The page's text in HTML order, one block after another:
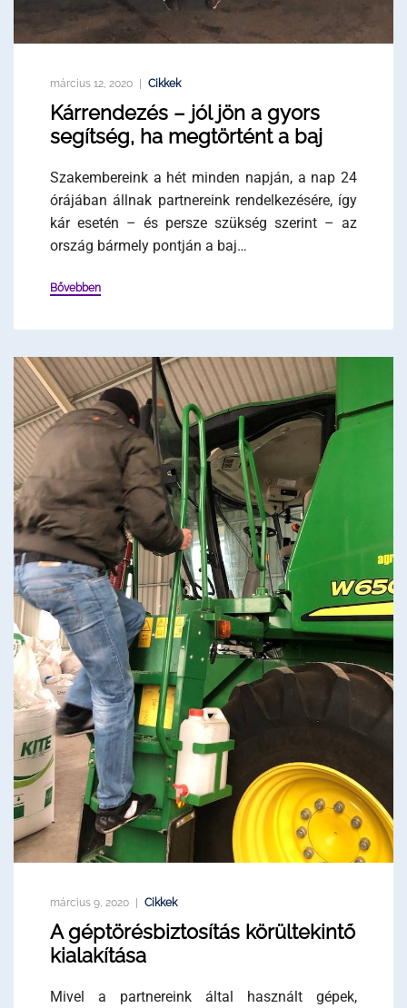
március 12, 2020 Cikkek
Kárrendezés – jól jön a gyors
segítség, ha megtörtént a baj
Szakembereink a hét minden napján, a nap 24
órájában állnak partnereink rendelkezésére, így
kár esetén – és persze szükség szerint – az
ország bármely pontján a baj…
Bővebben
március 9, 2020 Cikkek
A géptörésbiztosítás körültekintő
kialakítása
Mivel a partnereink által használt gépek,